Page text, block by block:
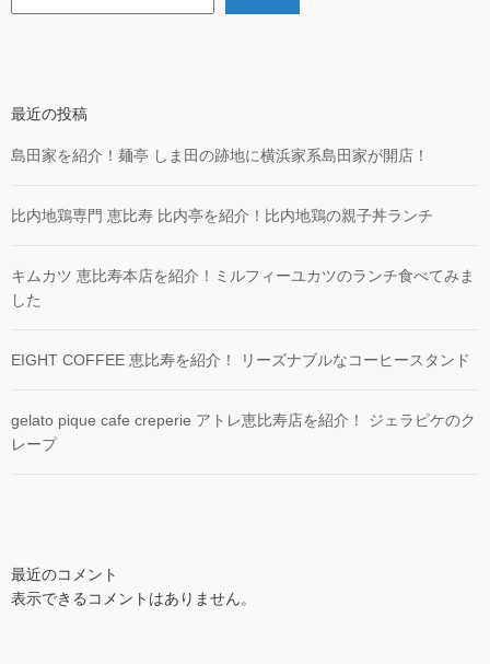
最近の投稿
島田家を紹介！麺亭 しま田の跡地に横浜家系島田家が開店！
比内地鶏専門 恵比寿 比内亭を紹介！比内地鶏の親子丼ランチ
キムカツ 恵比寿本店を紹介！ミルフィーユカツのランチ食べてみま
した
EIGHT COFFEE 恵比寿を紹介！ リーズナブルなコーヒースタンド
gelato pique cafe creperie アトレ恵比寿店を紹介！ ジェラピケのク
レープ
最近のコメント
表示できるコメントはありません。